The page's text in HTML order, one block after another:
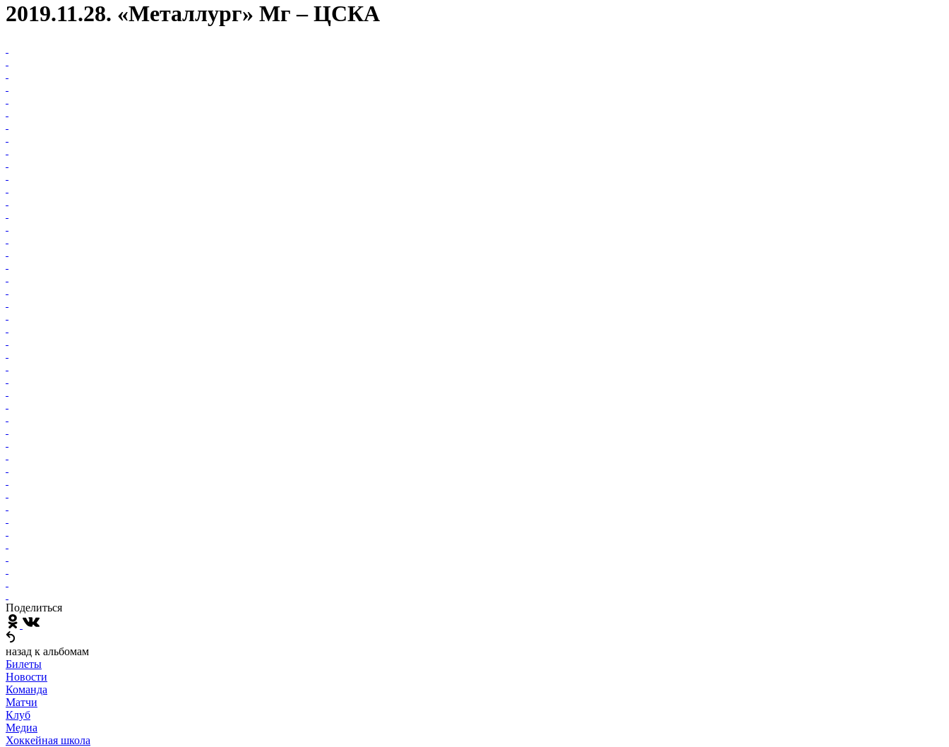
2019.11.28. «Металлург» Мг – ЦСКА
Поделиться
назад к альбомам
Билеты
Новости
Команда
Матчи
Клуб
Медиа
Хоккейная школа